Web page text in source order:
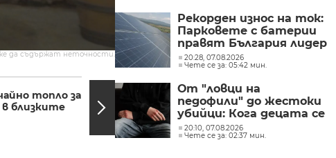
да съдържат неточности.
топло за
в близките
Огромни дупки зеят на
пътя към Южната
промишлена зона във
Варна
Рекорден износ на ток:
Парковете с батерии
правят България лидер
на пазара
20:28, 07.08.2026
Чете се за: 05:42 мин.
От "ловци на
педофили" до жестоки
убийци: Кога децата се
превръщат в
насилници?
20:10, 07.08.2026
Чете се за: 02:37 мин.